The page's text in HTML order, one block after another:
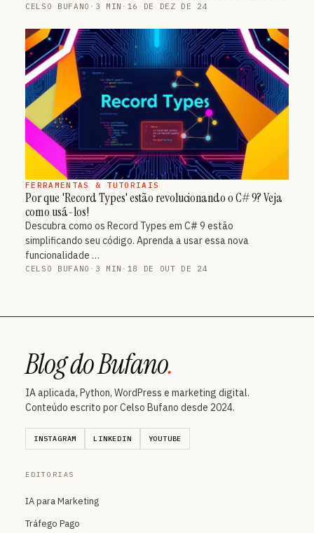
CELSO BUFANO · 3 MIN · 16 DE DEZ DE 24
FERRAMENTAS & TUTORIAIS
Por que 'Record Types' estão revolucionando o C# 9? Veja
como usá-los!
Descubra como os Record Types em C# 9 estão
simplificando seu código. Aprenda a usar essa nova
funcionalidade …
CELSO BUFANO · 3 MIN · 18 DE OUT DE 24
Blog do Bufano.
IA aplicada, Python, WordPress e marketing digital.
Conteúdo escrito por Celso Bufano desde 2024.
INSTAGRAM LINKEDIN YOUTUBE
EDITORIAS
IA para Marketing
Tráfego Pago